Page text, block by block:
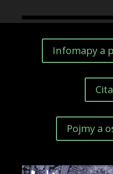
Infomapy a
Pojmy a